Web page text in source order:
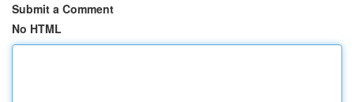
Submit a Comment
No HTML